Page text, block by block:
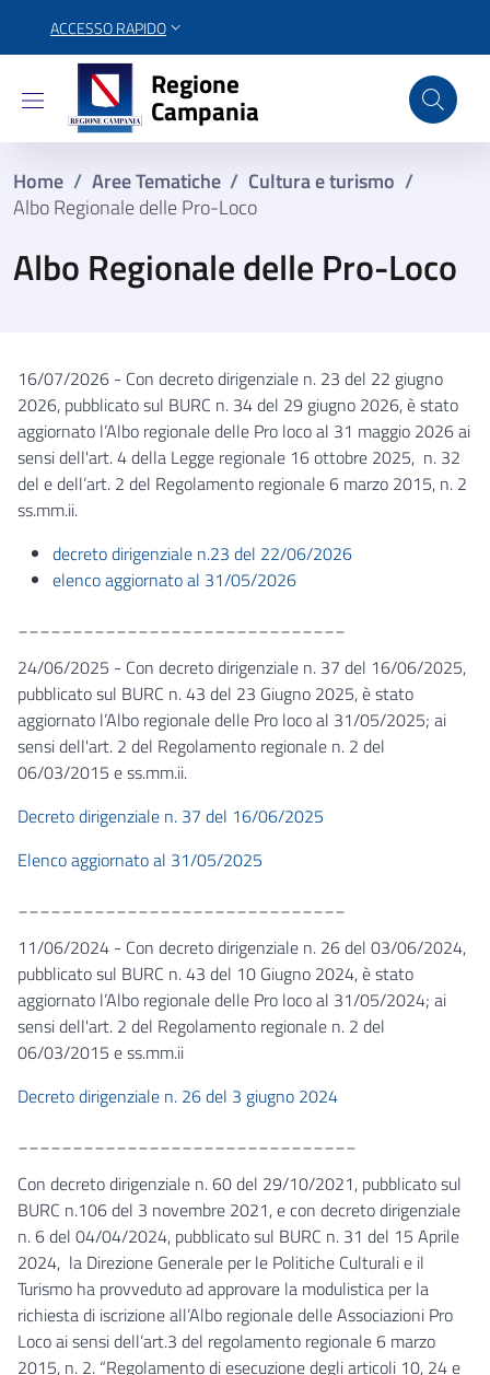
ACCESSO RAPIDO
Regione Campania
Regione
Campania
Home / Aree Tematiche / Cultura e turismo /
Albo Regionale delle Pro-Loco
Albo Regionale delle Pro-Loco
16/07/2026 - Con decreto dirigenziale n. 23 del 22 giugno
2026, pubblicato sul BURC n. 34 del 29 giugno 2026, è stato
aggiornato l’Albo regionale delle Pro loco al 31 maggio 2026 ai
sensi dell'art. 4 della Legge regionale 16 ottobre 2025, n. 32
del e dell’art. 2 del Regolamento regionale 6 marzo 2015, n. 2
ss.mm.ii.
decreto dirigenziale n.23 del 22/06/2026
elenco aggiornato al 31/05/2026
24/06/2025 - Con decreto dirigenziale n. 37 del 16/06/2025,
pubblicato sul BURC n. 43 del 23 Giugno 2025, è stato
aggiornato l’Albo regionale delle Pro loco al 31/05/2025; ai
sensi dell'art. 2 del Regolamento regionale n. 2 del
06/03/2015 e ss.mm.ii.
Decreto dirigenziale n. 37 del 16/06/2025
Elenco aggiornato al 31/05/2025
11/06/2024 - Con decreto dirigenziale n. 26 del 03/06/2024,
pubblicato sul BURC n. 43 del 10 Giugno 2024, è stato
aggiornato l’Albo regionale delle Pro loco al 31/05/2024; ai
sensi dell'art. 2 del Regolamento regionale n. 2 del
06/03/2015 e ss.mm.ii
Decreto dirigenziale n. 26 del 3 giugno 2024
Con decreto dirigenziale n. 60 del 29/10/2021, pubblicato sul
BURC n.106 del 3 novembre 2021, e con decreto dirigenziale
n. 6 del 04/04/2024, pubblicato sul BURC n. 31 del 15 Aprile
2024, la Direzione Generale per le Politiche Culturali e il
Turismo ha provveduto ad approvare la modulistica per la
richiesta di iscrizione all’Albo regionale delle Associazioni Pro
Loco ai sensi dell’art.3 del regolamento regionale 6 marzo
2015, n. 2. “Regolamento di esecuzione degli articoli 10, 24 e